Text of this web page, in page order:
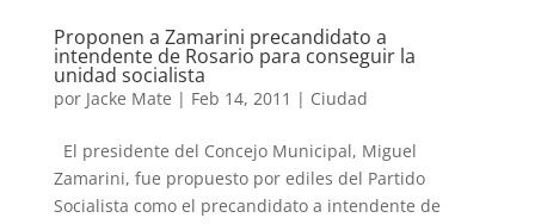
Proponen a Zamarini precandidato a
intendente de Rosario para conseguir la
unidad socialista
por Jacke Mate | Feb 14, 2011 | Ciudad
El presidente del Concejo Municipal, Miguel
Zamarini, fue propuesto por ediles del Partido
Socialista como el precandidato a intendente de